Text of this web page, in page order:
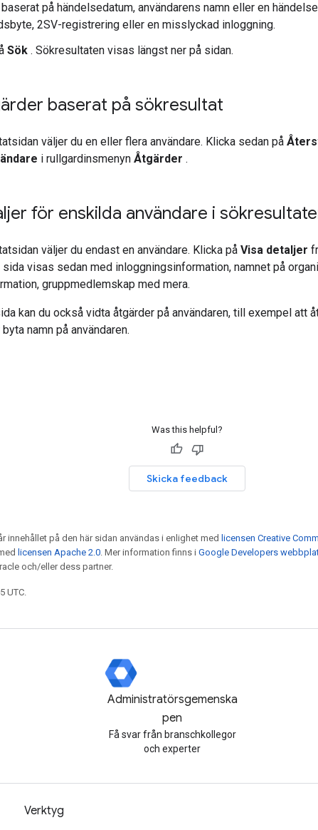
på händelsedatum, användarens namn eller en
2SV-registrering eller en misslyckad inloggning.
Sök . Sökresultaten visas längst ner på sidan.
baserat på sökresultat
väljer du en eller flera användare. Klicka sedan på
i rullgardinsmenyn Åtgärder .
för enskilda användare i
väljer du endast en användare. Klicka på Visa detaljer
sida visas sedan med inloggningsinformation, namnet på
gruppmedlemskap med mera.
kan du också vidta åtgärder på användaren, till exempel att
namn på användaren.
Was this helpful?
Skicka feedback
innehållet på den här sidan användas i enlighet med licensen Creative
licensen Apache 2.0. Mer information finns i Google Developers
och/eller dess partner.
UTC.
Administratörsgemenska
pen
Få svar från branschkollegor
och experter
Verktyg